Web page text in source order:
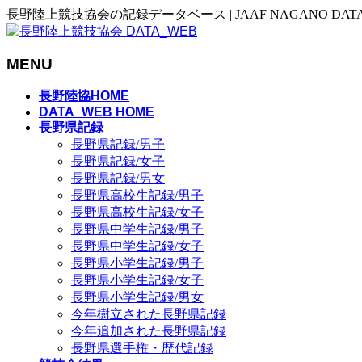
長野陸上競技協会の記録データベース | JAAF NAGANO
MENU
長野陸協HOME
DATA_WEB HOME
長野県記録
長野県記録/男子
長野県記録/女子
長野県記録/男女
長野県高校生記録/男子
長野県高校生記録/女子
長野県中学生記録/男子
長野県中学生記録/女子
長野県小学生記録/男子
長野県小学生記録/女子
長野県小学生記録/男女
今年樹立された長野県記録
今年追加された長野県記録
長野県選手権・歴代記録